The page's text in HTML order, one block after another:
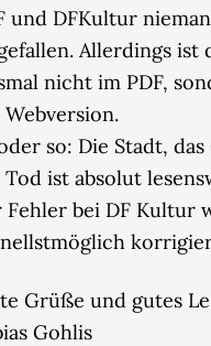
und DFKultur
Allerdings ist
nicht im PDF,
so: Die Stadt,
ist absolut
Fehler bei DF Kultur
Grüße und gutes
Gohlis